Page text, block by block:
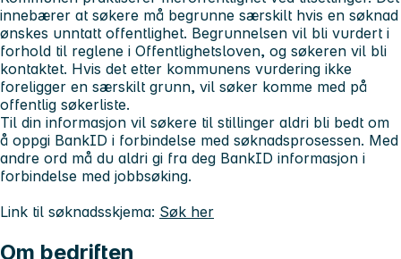
innebærer at søkere må begrunne særskilt hvis en søknad
ønskes unntatt offentlighet. Begrunnelsen vil bli vurdert i
forhold til reglene i Offentlighetsloven, og søkeren vil bli
kontaktet. Hvis det etter kommunens vurdering ikke
foreligger en særskilt grunn, vil søker komme med på
offentlig søkerliste.
Til din informasjon vil søkere til stillinger aldri bli bedt om
å oppgi BankID i forbindelse med søknadsprosessen. Med
andre ord må du aldri gi fra deg BankID informasjon i
forbindelse med jobbsøking.
Link til søknadsskjema: Søk her
Om bedriften